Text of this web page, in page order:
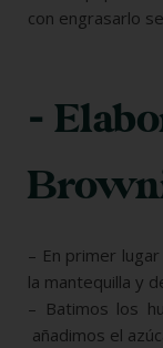
con engrasarlo
-
– En primer
la mantequilla y
– Batimos los
añadimos el